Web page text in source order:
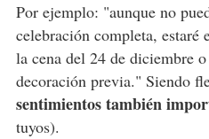
Por ejemplo: "aunque no
celebración completa, estaré
la cena del 24 de diciembre
decoración previa." Siendo
sentimientos también
tuyos).